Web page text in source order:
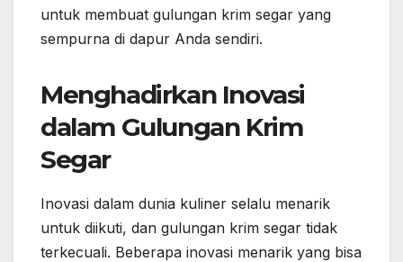
untuk membuat gulungan krim segar yang
sempurna di dapur Anda sendiri.
Menghadirkan Inovasi
dalam Gulungan Krim
Segar
Inovasi dalam dunia kuliner selalu menarik
untuk diikuti, dan gulungan krim segar tidak
terkecuali. Beberapa inovasi menarik yang bisa